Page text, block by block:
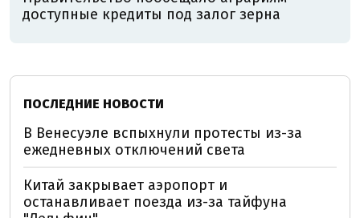
доступные кредиты под залог зерна
ПОСЛЕДНИЕ НОВОСТИ
В Венесуэле вспыхнули протесты из-за
ежедневных отключений света
Китай закрывает аэропорт и
останавливает поезда из-за тайфуна